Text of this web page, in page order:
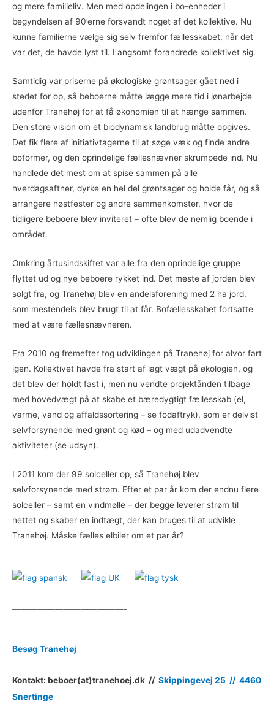
og mere familieliv. Men med opdelingen i bo-enheder i
begyndelsen af 90’erne forsvandt noget af det kollektive. Nu
kunne familierne vælge sig selv fremfor fællesskabet, når det
var det, de havde lyst til. Langsomt forandrede kollektivet sig.
Samtidig var priserne på økologiske grøntsager gået ned i
stedet for op, så beboerne måtte lægge mere tid i lønarbejde
udenfor Tranehøj for at få økonomien til at hænge sammen.
Den store vision om et biodynamisk landbrug måtte opgives.
Det fik flere af initiativtagerne til at søge væk og finde andre
boformer, og den oprindelige fællesnævner skrumpede ind. Nu
handlede det mest om at spise sammen på alle
hverdagsaftner, dyrke en hel del grøntsager og holde får, og så
arrangere høstfester og andre sammenkomster, hvor de
tidligere beboere blev inviteret – ofte blev de nemlig boende i
området.
Omkring årtusindskiftet var alle fra den oprindelige gruppe
flyttet ud og nye beboere rykket ind. Det meste af jorden blev
solgt fra, og Tranehøj blev en andelsforening med 2 ha jord.
som mestendels blev brugt til at får. Bofællesskabet fortsatte
med at være fællesnævneren.
Fra 2010 og fremefter tog udviklingen på Tranehøj for alvor fart
igen. Kollektivet havde fra start af lagt vægt på økologien, og
det blev der holdt fast i, men nu vendte projektånden tilbage
med hovedvægt på at skabe et bæredygtigt fællesskab (el,
varme, vand og affaldssortering – se fodaftryk), som er delvist
selvforsynende med grønt og kød – og med udadvendte
aktiviteter (se udsyn).
I 2011 kom der 99 solceller op, så Tranehøj blev
selvforsynende med strøm. Efter et par år kom der endnu flere
solceller – samt en vindmølle – der begge leverer strøm til
nettet og skaber en indtægt, der kan bruges til at udvikle
Tranehøj. Måske fælles elbiler om et par år?
—————————————-
Besøg Tranehøj
Kontakt: beboer(at)tranehoej.dk // Skippingevej 25 // 4460
Snertinge